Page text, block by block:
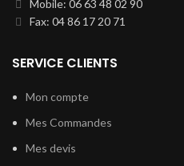
Mobile: 06 63 48 02 90
Fax: 04 86 17 20 71
SERVICE CLIENTS
Mon compte
Mes Commandes
Mes devis